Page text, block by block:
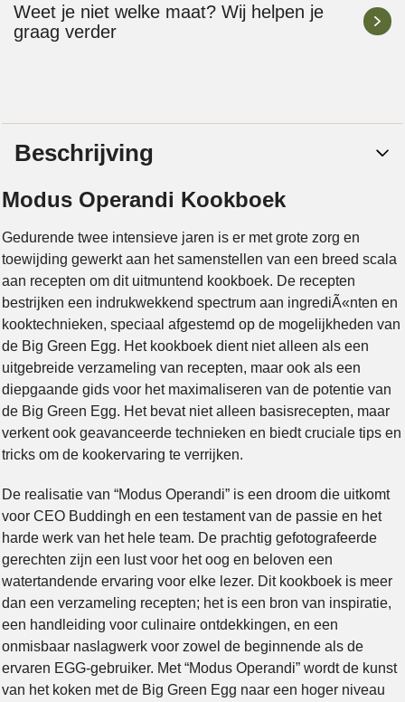
Weet je niet welke maat? Wij helpen je
graag verder
Beschrijving
Modus Operandi Kookboek
Gedurende twee intensieve jaren is er met grote zorg en
toewijding gewerkt aan het samenstellen van een breed scala
aan recepten om dit uitmuntend kookboek. De recepten
bestrijken een indrukwekkend spectrum aan ingrediÃ«nten en
kooktechnieken, speciaal afgestemd op de mogelijkheden van
de Big Green Egg. Het kookboek dient niet alleen als een
uitgebreide verzameling van recepten, maar ook als een
diepgaande gids voor het maximaliseren van de potentie van
de Big Green Egg. Het bevat niet alleen basisrecepten, maar
verkent ook geavanceerde technieken en biedt cruciale tips en
tricks om de kookervaring te verrijken.
De realisatie van “Modus Operandi” is een droom die uitkomt
voor CEO Buddingh en een testament van de passie en het
harde werk van het hele team. De prachtig gefotografeerde
gerechten zijn een lust voor het oog en beloven een
watertandende ervaring voor elke lezer. Dit kookboek is meer
dan een verzameling recepten; het is een bron van inspiratie,
een handleiding voor culinaire ontdekkingen, en een
onmisbaar naslagwerk voor zowel de beginnende als de
ervaren EGG-gebruiker. Met “Modus Operandi” wordt de kunst
van het koken met de Big Green Egg naar een hoger niveau